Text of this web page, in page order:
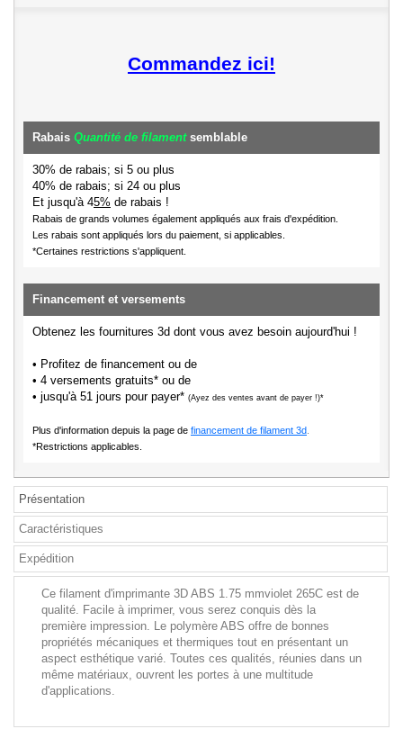
Commandez ici!
Rabais Quantité de filamentsemblable
30% de rabais; si 5 ou plus
40% de rabais; si 24 ou plus
Et jusqu'à 45% de rabais !
Rabais de grands volumes également appliqués aux frais d'expédition.
Les rabais sont appliqués lors du paiement, si applicables.
*Certaines restrictions s'appliquent.
Financement et versements
Obtenez les fournitures 3d dont vous avez besoin aujourd'hui !
• Profitez de financement ou de
• 4 versements gratuits* ou de
• jusqu'à 51 jours pour payer* (Ayez des ventes avant de payer !)*
Plus d'information depuis la page de financement de filament 3d
*Restrictions applicables.
Présentation
Caractéristiques
Expédition
Ce filament d'imprimante 3D ABS 1.75 mmviolet 265C est de
qualité. Facile à imprimer, vous serez conquis dès la
première impression. Le polymère ABS offre de bonnes
propriétés mécaniques et thermiques tout en présentant un
aspect esthétique varié. Toutes ces qualités, réunies dans un
même matériaux, ouvrent les portes à une multitude
d'applications.